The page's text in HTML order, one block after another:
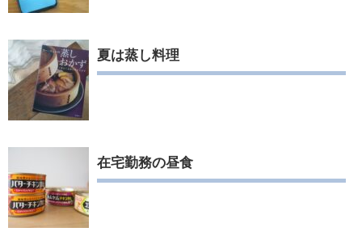
夏は蒸し料理
在宅勤務の昼食